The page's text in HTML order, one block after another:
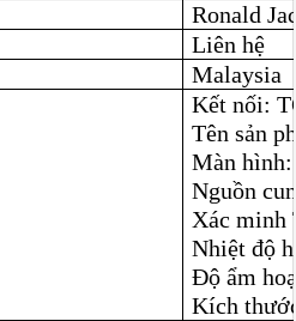
Ronald
Liên hệ
Malaysia
Kết nối:
Tên sản
Màn
Nguồn
Xác minh
Nhiệt độ
Độ ẩm
Kích